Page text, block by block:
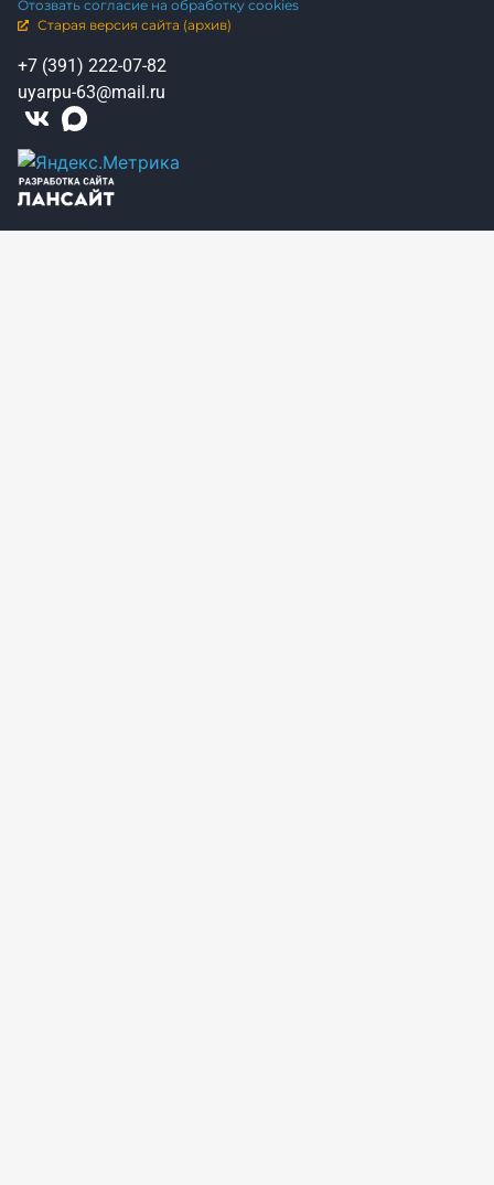
Отозвать согласие на обработку cookies
Старая версия сайта (архив)
+7 (391) 222-07-82
uyarpu-63@mail.ru